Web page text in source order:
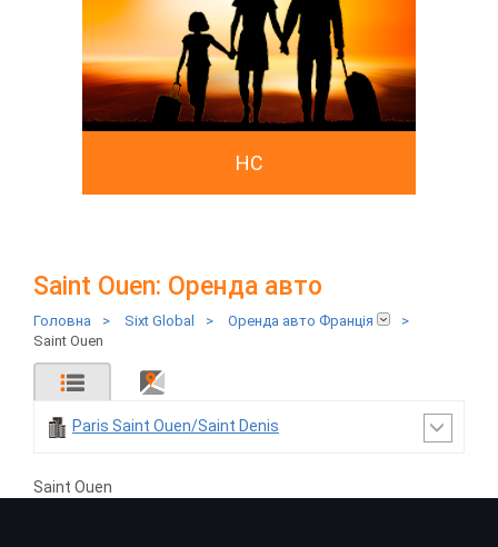
HC
Saint Ouen: Оренда авто
Головна > Sixt Global > Оренда авто Франція
>
Saint Ouen
Paris Saint Ouen/Saint Denis
Saint Ouen